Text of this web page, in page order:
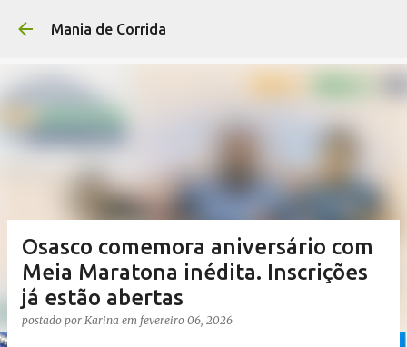
Mania de Corrida
Osasco comemora aniversário com
Meia Maratona inédita. Inscrições
já estão abertas
postado por Karina em fevereiro 06, 2026